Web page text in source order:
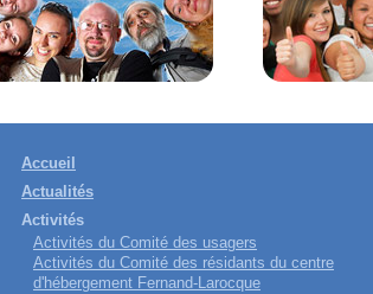
Accueil
Actualités
Activités
Activités du Comité des usagers
Activités du Comité des résidants du centre
d'hébergement Fernand-Larocque